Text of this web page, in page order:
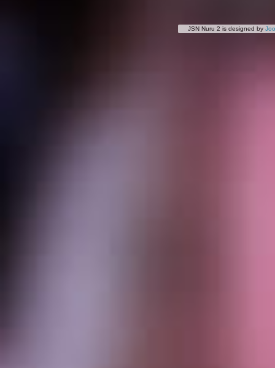
JSN Nuru 2 is designed by